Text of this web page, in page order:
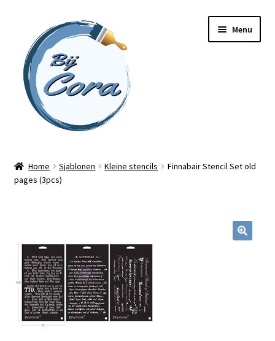
naar
navigatie
inhoud
Menu
Workshops
Shop
Blog / DIY / Tutorials
Over mij
Home Sjablonen Kleine stencils
Finnabair Stencil Set old
pages (3pcs)